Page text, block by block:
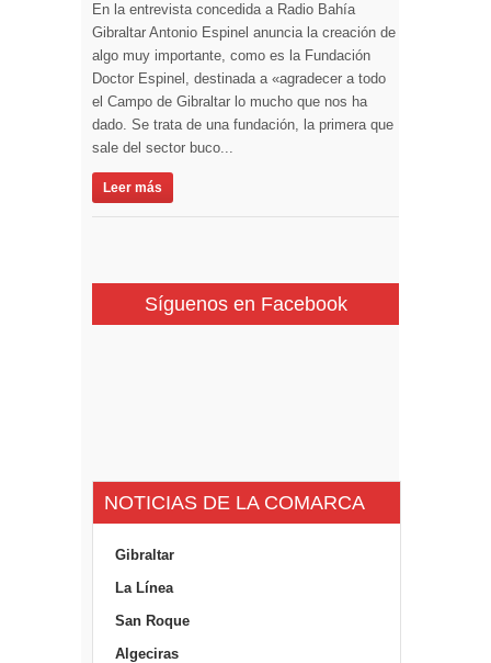
En la entrevista concedida a Radio Bahía
Gibraltar Antonio Espinel anuncia la creación de
algo muy importante, como es la Fundación
Doctor Espinel, destinada a «agradecer a todo
el Campo de Gibraltar lo mucho que nos ha
dado. Se trata de una fundación, la primera que
sale del sector buco...
Leer más
Síguenos en Facebook
NOTICIAS DE LA COMARCA
Gibraltar
La Línea
San Roque
Algeciras